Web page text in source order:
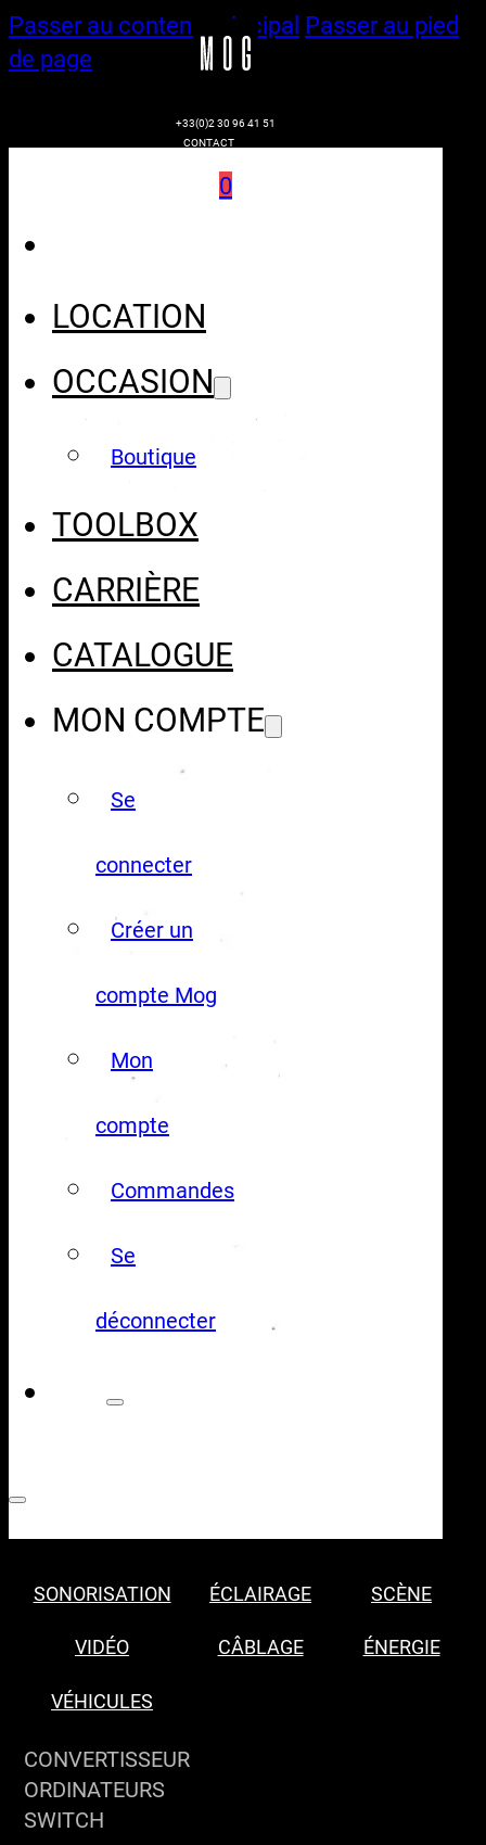
Passer au contenu principal Passer au pied
de page
+33(0)2 30 96 41 51
CONTACT
0
LOCATION
OCCASION
Boutique
TOOLBOX
CARRIÈRE
CATALOGUE
MON COMPTE
Se
connecter
Créer un
compte Mog
Mon
compte
Commandes
Se
déconnecter
SONORISATION ÉCLAIRAGE SCÈNE
VIDÉO CÂBLAGE ÉNERGIE
VÉHICULES
CONVERTISSEUR
ORDINATEURS
SWITCH